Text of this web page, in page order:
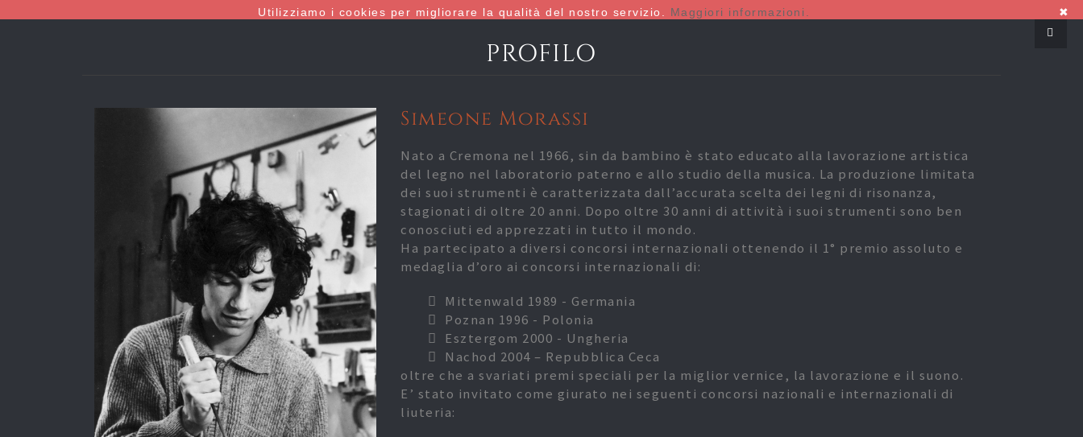
PROFILO
Simeone Morassi
Nato a Cremona nel 1966, sin da bambino è stato educato alla lavorazione artistica
del legno nel laboratorio paterno e allo studio della musica. La produzione limitata
dei suoi strumenti è caratterizzata dall’accurata scelta dei legni di risonanza,
stagionati di oltre 20 anni. Dopo oltre 30 anni di attività i suoi strumenti sono ben
conosciuti ed apprezzati in tutto il mondo.
Ha partecipato a diversi concorsi internazionali ottenendo il 1° premio assoluto e
medaglia d’oro ai concorsi internazionali di:
Mittenwald 1989 - Germania
Poznan 1996 - Polonia
Esztergom 2000 - Ungheria
Nachod 2004 – Repubblica Ceca
oltre che a svariati premi speciali per la miglior vernice, la lavorazione e il suono.
E’ stato invitato come giurato nei seguenti concorsi nazionali e internazionali di
liuteria:
✖
Utilizziamo i cookies per migliorare la qualità del nostro servizio. Maggiori informazioni.